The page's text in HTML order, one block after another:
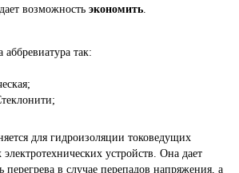
дает возможность экономить
так:
для гидроизоляции токоведущих
устройств. Она дает
перегрева в случае перепадов напряжения, а